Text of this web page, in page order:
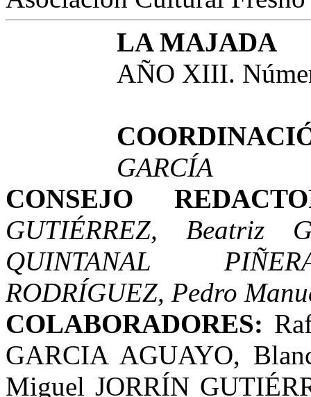
LA MAJADA
AÑO XIII.
GARCÍA
CONSEJO
GUTIÉRREZ, Beatriz
QUINTANAL
RODRÍGUEZ, Pedro
COLABORADORES:
GARCIA AGUAYO,
Miguel JORRÍN